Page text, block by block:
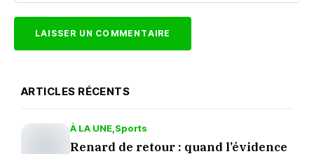
ARTICLES RÉCENTS
À LA UNE Sports
Renard de retour : quand l’évidence